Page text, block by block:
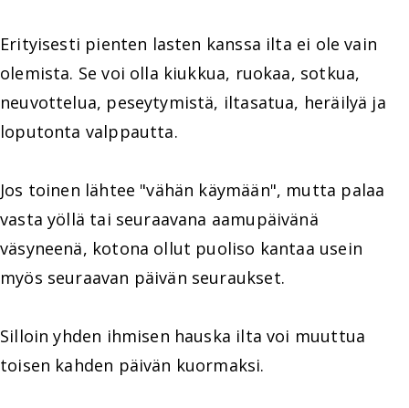
Erityisesti pienten lasten kanssa ilta ei ole vain
olemista. Se voi olla kiukkua, ruokaa, sotkua,
neuvottelua, peseytymistä, iltasatua, heräilyä ja
loputonta valppautta.
Jos toinen lähtee "vähän käymään", mutta palaa
vasta yöllä tai seuraavana aamupäivänä
väsyneenä, kotona ollut puoliso kantaa usein
myös seuraavan päivän seuraukset.
Silloin yhden ihmisen hauska ilta voi muuttua
toisen kahden päivän kuormaksi.